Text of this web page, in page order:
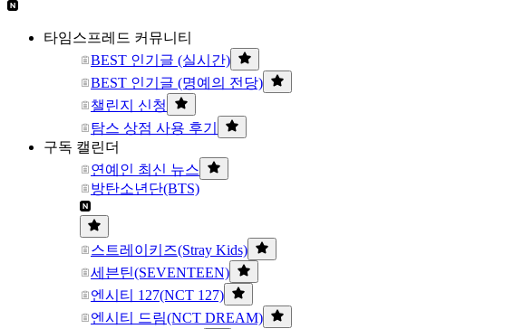
타임스프레드 커뮤니티
BEST 인기글 (실시간)
BEST 인기글 (명예의 전당)
챌린지 신청
탐스 상점 사용 후기
구독 캘린더
연예인 최신 뉴스
방탄소년단(BTS)
스트레이키즈(Stray Kids)
세븐틴(SEVENTEEN)
엔시티 127(NCT 127)
엔시티 드림(NCT DREAM)